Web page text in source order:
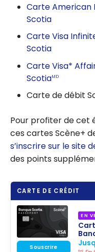
Carte American
Scotia
Carte Visa
Scotia
Carte Visa*
ScotiaMD
Carte de débit
Pour profiter de cet
ces cartes Scène+
s’inscrire sur le site
des points
CARTE DE CRÉDIT
EN
Souscrire